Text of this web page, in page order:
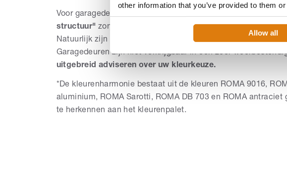
other information that you’ve provided to them
Allow all
Voor garagedeuren zijn binnen de kleurenharmonie alleen de
structuur" zonder meerprijs verkrijgbaar bij ROMA - voor
Natuurlijk zijn gepoedercoate delen tegen meerprijs in vele
Garagedeuren zijn niet verkrijgbaar in een zeer
uitgebreid adviseren over uw kleurkeuze.
*De kleurenharmonie bestaat uit de kleuren ROMA 9016,
aluminium, ROMA Sarotti, ROMA DB 703 en ROMA antraciet
te herkennen aan het kleurenpalet.